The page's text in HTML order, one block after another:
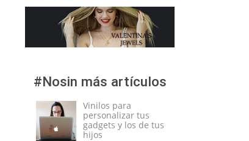
#Nosin más artículos
Vinilos para
personalizar tus
gadgets y los de tus
hijos